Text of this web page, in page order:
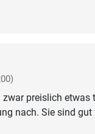
zwar preislich
nach. Sie sind